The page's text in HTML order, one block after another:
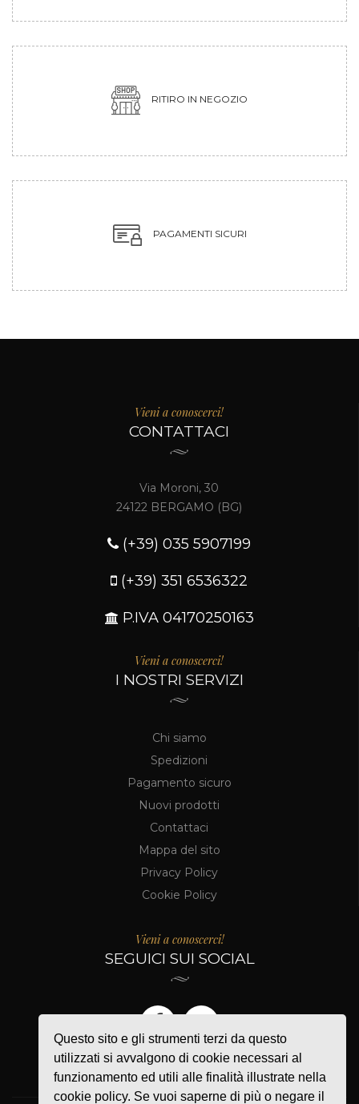
Questo sito e gli strumenti terzi da questo
utilizzati si avvalgono di cookie necessari al
funzionamento ed utili alle finalità illustrate nella
cookie policy. Se vuoi saperne di più o negare il
RITIRO IN NEGOZIO
PAGAMENTI SICURI
Vieni a conoscerci!
CONTATTACI
Via Moroni, 30
24122 BERGAMO (BG)
(+39) 035 5907199
(+39) 351 6536322
P.IVA 04170250163
Vieni a conoscerci!
I NOSTRI SERVIZI
Chi siamo
Spedizioni
Pagamento sicuro
Nuovi prodotti
Contattaci
Mappa del sito
Privacy Policy
Cookie Policy
Vieni a conoscerci!
SEGUICI SUI SOCIAL